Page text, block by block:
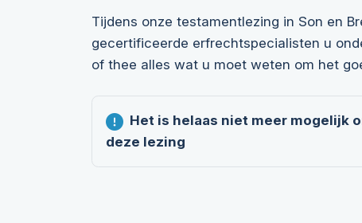
Tijdens onze testamentlezing in Son en
gecertificeerde erfrechtspecialisten u
of thee alles wat u moet weten om het
Het is helaas niet meer mogelijk
deze lezing